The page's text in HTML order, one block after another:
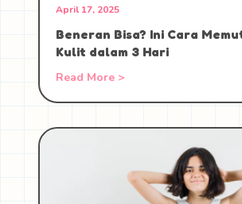
April 17, 2025
Beneran Bisa? Ini Cara
Kulit dalam 3 Hari
Read More >